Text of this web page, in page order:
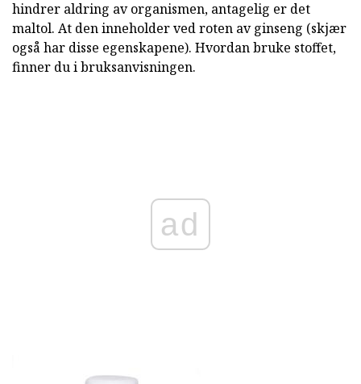
hindrer aldring av organismen, antagelig er det
maltol. At den inneholder ved roten av ginseng (skjær
også har disse egenskapene). Hvordan bruke stoffet,
finner du i bruksanvisningen.
ad